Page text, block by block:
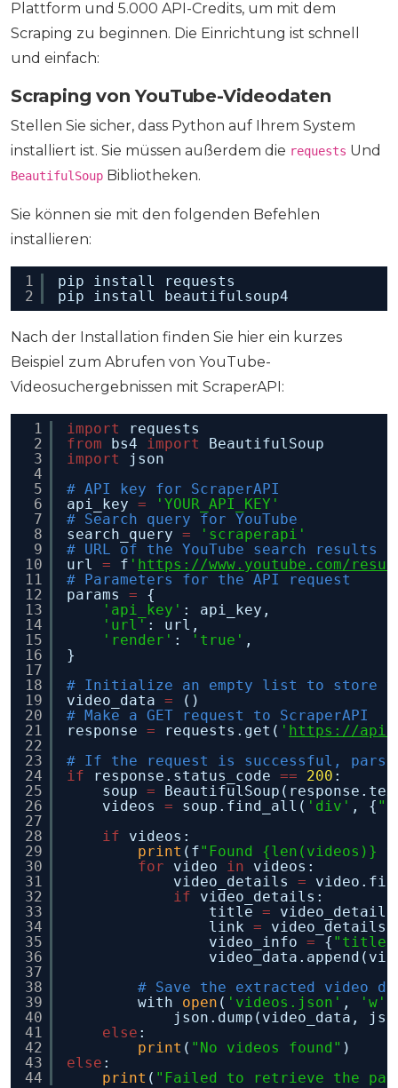
Plattform und 5.000 API-Credits, um mit dem
Scraping zu beginnen. Die Einrichtung ist schnell
und einfach:
Scraping von YouTube-Videodaten
Stellen Sie sicher, dass Python auf Ihrem System
installiert ist. Sie müssen außerdem die requests Und
BeautifulSoup Bibliotheken.
Sie können sie mit den folgenden Befehlen
installieren:
1
2
pip install requests
pip install beautifulsoup4
Nach der Installation finden Sie hier ein kurzes
Beispiel zum Abrufen von YouTube-
Videosuchergebnissen mit ScraperAPI:
1
2
3
4
5
6
7
8
9
10
11
12
13
14
15
16
17
18
19
20
21
22
23
24
25
26
27
28
29
30
31
32
33
34
35
36
37
38
39
40
41
42
43
44
import
requests
from
bs4 import
BeautifulSoup
import
json
# API key for ScraperAPI
api_key =
'YOUR_API_KEY'
# Search query for YouTube
search_query =
'scraperapi'
# URL of the YouTube search results
url = f ' https://www.youtube.com/
# Parameters for the API request
params =
{
'api_key' : api_key,
'url' : url,
'render' : 'true' ,
}
# Initialize an empty list to store
video_data =
()
# Make a GET request to ScraperAPI
response = requests.get( ' https://
# If the request is successful, parse
if
response.status_code == 200 :
soup =
videos = soup.find_all( 'div' , {
if
videos:
print (f"Found {len(videos)}
for
video in
videos:
video_details =
if
video_details:
title =
link = video_details(
video_info = { "title"
# Save the extracted video
with open ( 'videos.json' , 'w'
json.dump(video_data,
else :
print ( "No videos found" )
else :
print ( "Failed to retrieve the